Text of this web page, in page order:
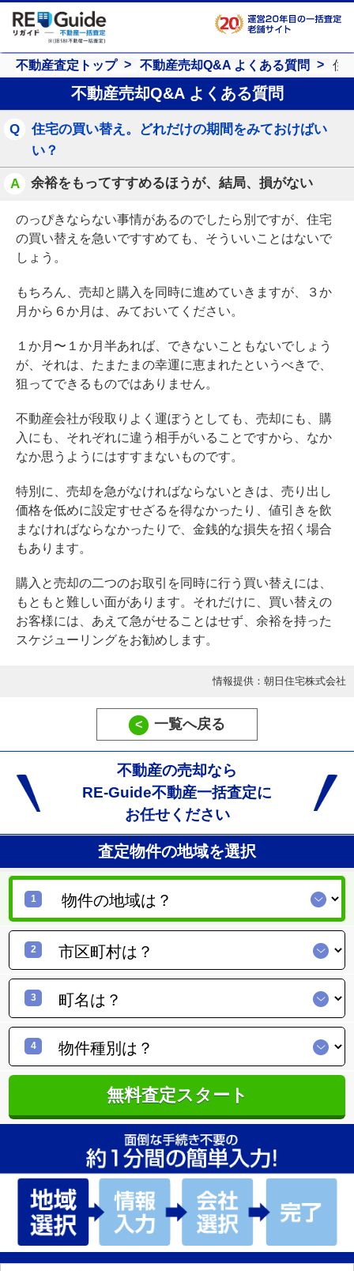
不動産査定トップ 不動産売却Q&A よくある質問 住
不動産売却Q&A よくある質問
Q
住宅の買い替え。どれだけの期間をみておけばい
い？
A 余裕をもってすすめるほうが、結局、損がない
のっぴきならない事情があるのでしたら別ですが、住宅
の買い替えを急いですすめても、そういいことはないで
しょう。
もちろん、売却と購入を同時に進めていきますが、３か
月から６か月は、みておいてください。
１か月〜１か月半あれば、できないこともないでしょう
が、それは、たまたまの幸運に恵まれたというべきで、
狙ってできるものではありません。
不動産会社が段取りよく運ぼうとしても、売却にも、購
入にも、それぞれに違う相手がいることですから、なか
なか思うようにはすすまないものです。
特別に、売却を急がなければならないときは、売り出し
価格を低めに設定すせざるを得なかったり、値引きを飲
まなければならなかったりで、金銭的な損失を招く場合
もあります。
購入と売却の二つのお取引を同時に行う買い替えには、
もともと難しい面があります。それだけに、買い替えの
お客様には、あえて急がせることはせず、余裕を持った
スケジューリングをお勧めします。
情報提供：朝日住宅株式会社
< 一覧へ戻る
不動産の売却なら
RE-Guide不動産一括査定に
お任せください
査定物件の地域を選択
1
2
3
4
無料査定スタート